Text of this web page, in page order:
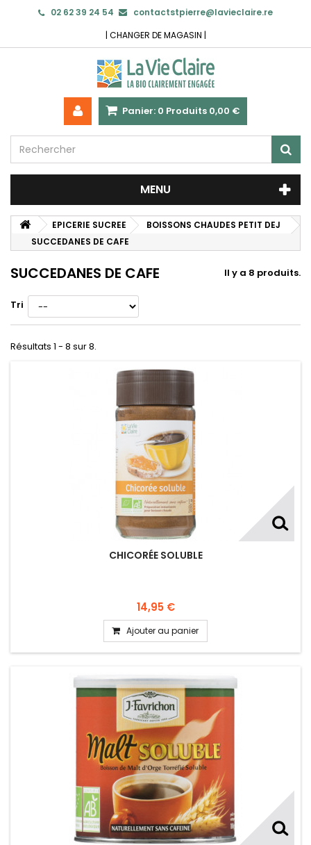
02 62 39 24 54
contactstpierre@lavieclaire.re
| CHANGER DE MAGASIN |
Panier: 0 Produits 0,00 €
MENU
EPICERIE SUCREE
BOISSONS CHAUDES PETIT DEJ
SUCCEDANES DE CAFE
SUCCEDANES DE CAFE Il y a 8 produits.
Tri
Résultats 1 - 8 sur 8.
CHICORÉE SOLUBLE
14,95 €
Ajouter au panier